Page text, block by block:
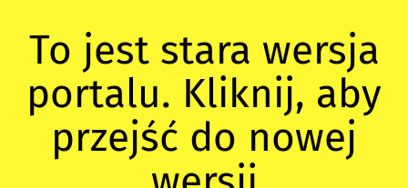
To jest stara wersja
portalu. Kliknij, aby
przejść do nowej